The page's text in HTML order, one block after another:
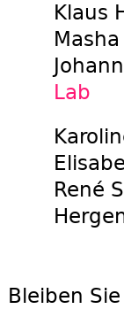
Klaus
Lab
René
B leiben